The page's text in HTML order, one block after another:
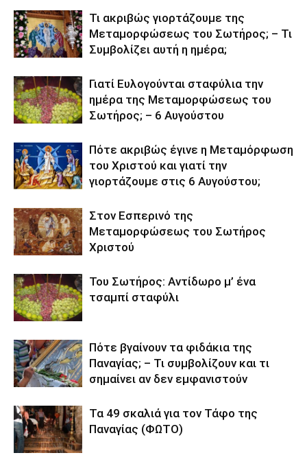
Τι ακριβώς γιορτάζουμε της
Μεταμορφώσεως του Σωτήρος; – Τι
Συμβολίζει αυτή η ημέρα;
Γιατί Ευλογούνται σταφύλια την
ημέρα της Μεταμορφώσεως του
Σωτήρος; – 6 Αυγούστου
Πότε ακριβώς έγινε η Μεταμόρφωση
του Χριστού και γιατί την
γιορτάζουμε στις 6 Αυγούστου;
Στον Εσπερινό της
Μεταμορφώσεως του Σωτήρος
Χριστού
Του Σωτήρος: Αντίδωρο μ’ ένα
τσαμπί σταφύλι
Πότε βγαίνουν τα φιδάκια της
Παναγίας; – Τι συμβολίζουν και τι
σημαίνει αν δεν εμφανιστούν
Τα 49 σκαλιά για τον Τάφο της
Παναγίας (ΦΩΤΟ)